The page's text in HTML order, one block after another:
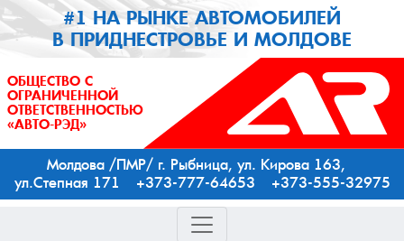
#1 НА РЫНКЕ АВТОМОБИЛЕЙ
В ПРИДНЕСТРОВЬЕ И МОЛДОВЕ
ОБЩЕСТВО С
ОГРАНИЧЕННОЙ
ОТВЕТСТВЕННОСТЬЮ
«АВТО-РЭД»
Молдова /ПМР/ г. Рыбница, ул. Кирова 163,
ул.Степная 171 +373-777-64653 +373-555-32975